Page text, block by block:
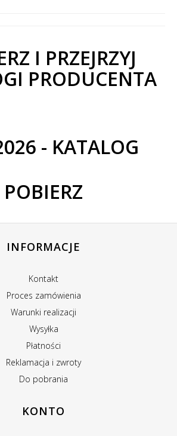
I PRZEJRZYJ
PRODUCENTA
POBIERZ
INFORMACJE
Kontakt
Proces zamówienia
Warunki realizacji
Wysyłka
Płatności
Reklamacja i zwroty
Do pobrania
KONTO